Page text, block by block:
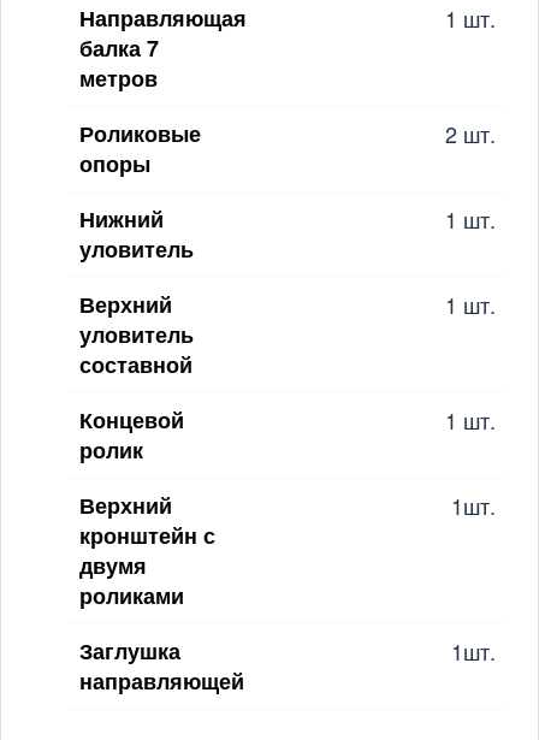
Направляющая
балка 7
метров
1 шт.
Роликовые
опоры
2 шт.
Нижний
уловитель
1 шт.
Верхний
уловитель
составной
1 шт.
Концевой
ролик
1 шт.
Верхний
кронштейн с
двумя
роликами
1шт.
Заглушка
направляющей
1шт.